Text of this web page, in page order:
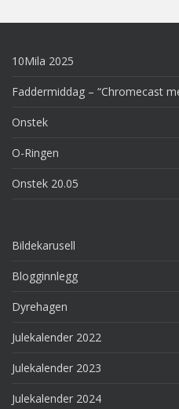
10Mila 2025
Faddermiddag – “Chromecast
Onstek
O-Ringen
Onstek 20.05
Bildekarusell
Blogginnlegg
Dyrehagen
Julekalender 2022
Julekalender 2023
Julekalender 2024